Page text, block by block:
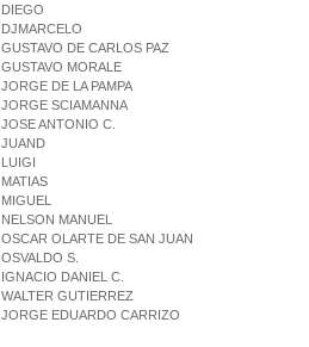
DIEGO
DJMARCELO
GUSTAVO DE CARLOS PAZ
GUSTAVO MORALE
JORGE DE LA PAMPA
JORGE SCIAMANNA
JOSE ANTONIO C.
JUAND
LUIGI
MATIAS
MIGUEL
NELSON MANUEL
OSCAR OLARTE DE SAN JUAN
OSVALDO S.
IGNACIO DANIEL C.
WALTER GUTIERREZ
JORGE EDUARDO CARRIZO